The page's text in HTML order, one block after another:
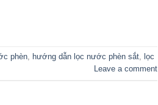
phèn, hướng dẫn lọc nước phèn sắt, lọc
Leave a comment